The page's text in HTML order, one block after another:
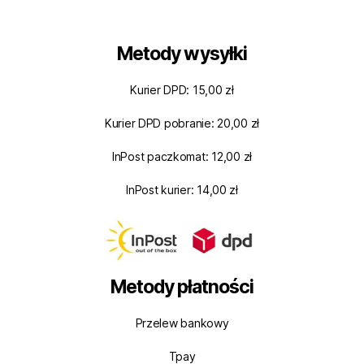
Metody wysyłki
Kurier DPD: 15,00 zł
Kurier DPD pobranie: 20,00 zł
InPost paczkomat: 12,00 zł
InPost kurier: 14,00 zł
Metody płatności
Przelew bankowy
Tpay